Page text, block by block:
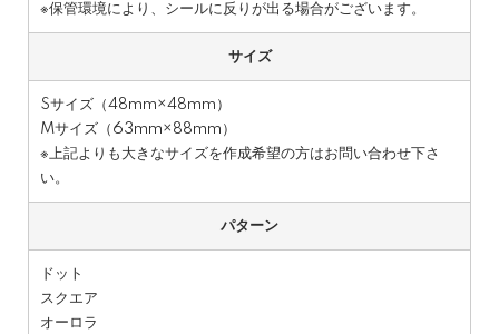
※保管環境により、シールに反りが出る場合がございます。
サイズ
Sサイズ（48mm×48mm）
Mサイズ（63mm×88mm）
※上記よりも大きなサイズを作成希望の方はお問い合わせ下さ
い。
パターン
ドット
スクエア
オーロラ